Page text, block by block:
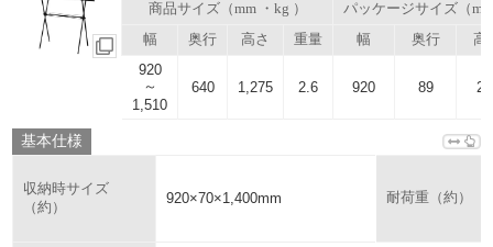
商品サイズ（mm ・kg ）
パッケージサイズ（
幅
奥行 高さ 重量 幅 奥行 高
920
～
1,510
640 1,275 2.6 920 89
基本仕様
収納時サイズ
（約）
920×70×1,400mm 耐荷重（約）